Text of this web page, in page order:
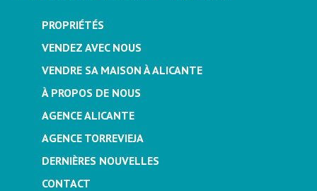
PROPRIÉTÉS
VENDEZ AVEC NOUS
VENDRE SA MAISON À ALICANTE
À PROPOS DE NOUS
AGENCE ALICANTE
AGENCE TORREVIEJA
DERNIÈRES NOUVELLES
CONTACT